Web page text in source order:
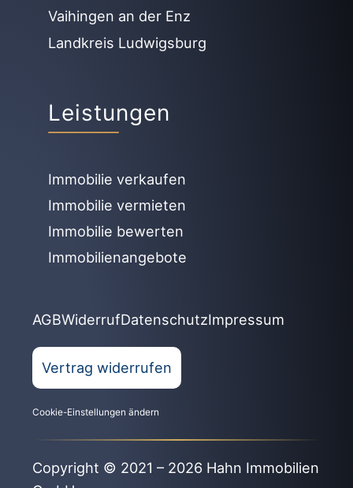
Leistungen
Immobilie verkaufen
Immobilie vermieten
Immobilie bewerten
Immobilienangebote
Vaihingen an der Enz
Landkreis Ludwigsburg
AGBWiderrufDatenschutzImpressum
Vertrag widerrufen
Cookie-Einstellungen ändern
Copyright © 2021 – 2026 Hahn Immobilien